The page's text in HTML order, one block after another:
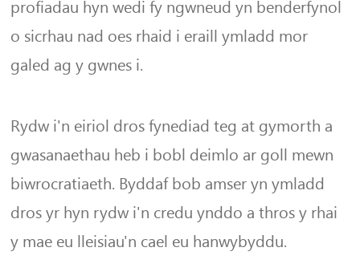
profiadau hyn wedi fy ngwneud yn benderfynol
o sicrhau nad oes rhaid i eraill ymladd mor
galed ag y gwnes i.
Rydw i'n eiriol dros fynediad teg at gymorth a
gwasanaethau heb i bobl deimlo ar goll mewn
biwrocratiaeth. Byddaf bob amser yn ymladd
dros yr hyn rydw i'n credu ynddo a thros y rhai
y mae eu lleisiau'n cael eu hanwybyddu.